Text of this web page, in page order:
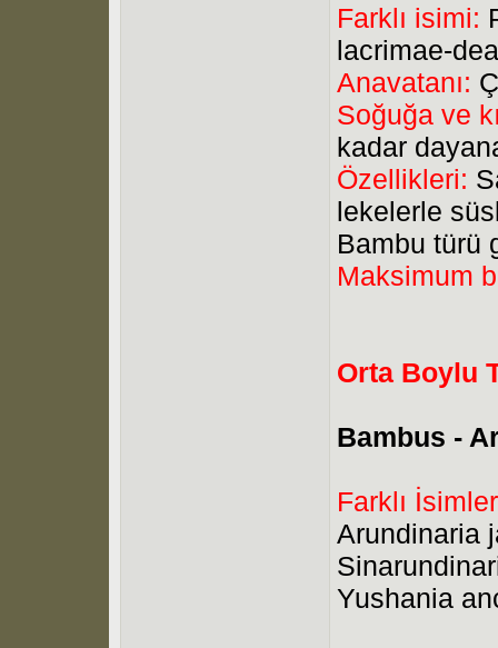
Farklı isimi:
lacrimae-
Anavatanı:
Soğuğa ve
kadar
Özellikleri:
lekelerle
Bambu türü
Maksimum
Orta Boylu
Bambus -
Farklı
Arundinaria
Yushania